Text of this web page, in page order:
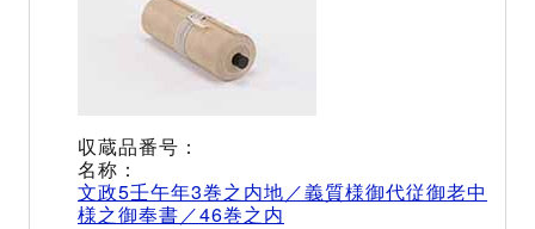
文政5壬午年3巻之内地／義質様御代従御老中
様之御奉書／46巻之内